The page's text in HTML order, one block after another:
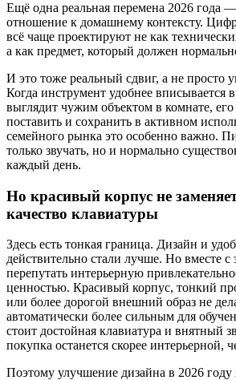
Ещё одна реальная перемена 2026 года —
отношение к домашнему контексту.
всё чаще проектируют не как
а как предмет, который должен
И это тоже реальный сдвиг, а не просто
Когда инструмент удобнее вписывается
выглядит чужим объектом в комнате,
поставить и сохранить в активном
семейного рынка это особенно важно.
только звучать, но и нормально
каждый день.
Но красивый корпус не
качество клавиатуры
Здесь есть тонкая граница. Дизайн и
действительно стали лучше. Но вместе
перепутать интерьерную
ценностью. Красивый корпус, тонкий
или более дорогой внешний образ не
автоматически более сильным для
стоит достойная клавиатура и внятный
покупка останется скорее интерьерной,
Поэтому улучшение дизайна в 2026 году